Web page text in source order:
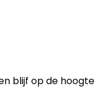
blijf op de hoogte